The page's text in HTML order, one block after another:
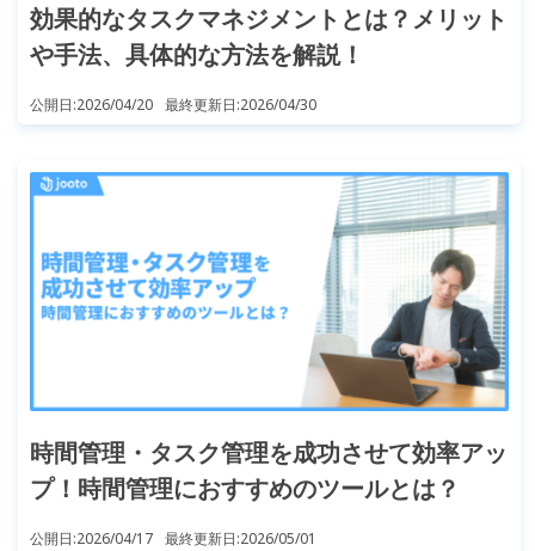
効果的なタスクマネジメントとは？メリット
や手法、具体的な方法を解説！
公開日:2026/04/20 最終更新日:2026/04/30
時間管理・タスク管理を成功させて効率アッ
プ！時間管理におすすめのツールとは？
公開日:2026/04/17 最終更新日:2026/05/01